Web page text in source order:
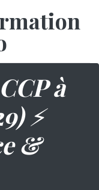
à
⚡
&